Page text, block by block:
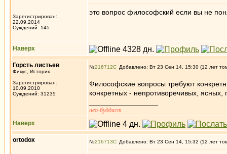
Зарегистрирован:
22.09.2014
Суждений: 145
это вопрос философский если вы не
Наверх
Горсть листьев
Фикус, Историк
Зарегистрирован:
10.09.2010
Суждений: 31235
№216712 Добавлено: Вт 23 Сен 14, 15:30 (12 лет
Философские вопросы требуют
конкретных - непротиворечивых,
нео-буддист
Наверх
ortodox №216713 Добавлено: Вт 23 Сен 14, 15:32 (12 лет